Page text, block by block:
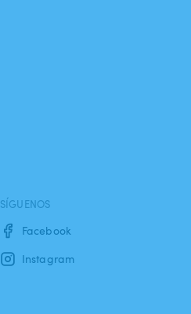
SÍGUENOS
Facebook
Instagram